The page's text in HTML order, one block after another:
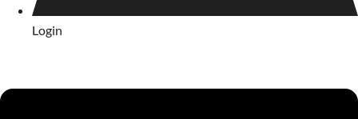
Login